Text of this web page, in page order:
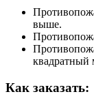
выше.
квадратный
Как заказать: